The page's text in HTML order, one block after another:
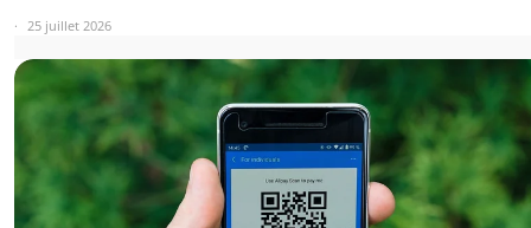
25 juillet 2026